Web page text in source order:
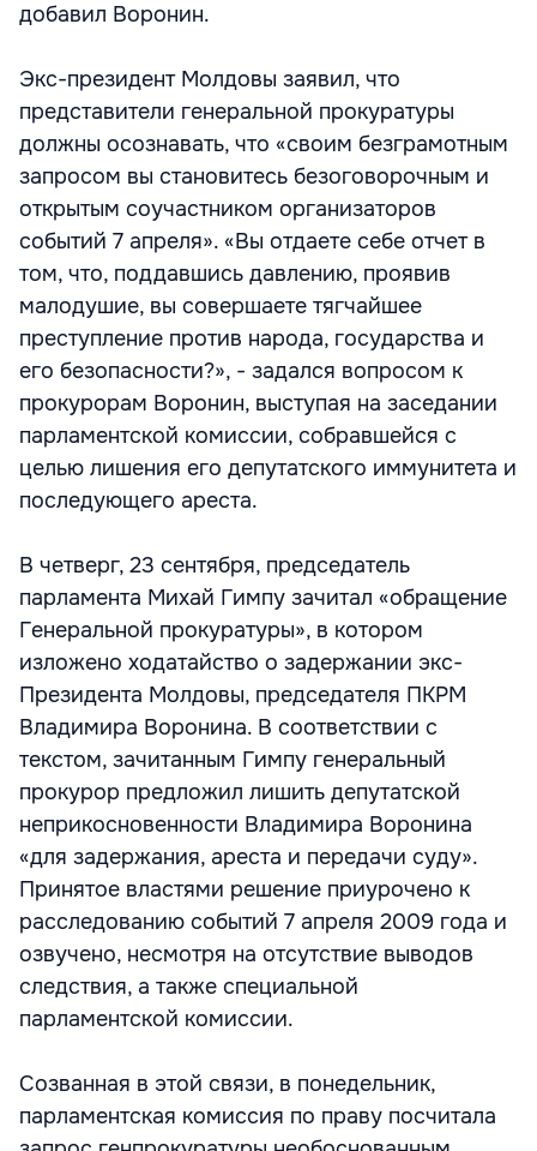
добавил Воронин.
Экс-президент Молдовы заявил, что
представители генеральной прокуратуры
должны осознавать, что «своим безграмотным
запросом вы становитесь безоговорочным и
открытым соучастником организаторов
событий 7 апреля». «Вы отдаете себе отчет в
том, что, поддавшись давлению, проявив
малодушие, вы совершаете тягчайшее
преступление против народа, государства и
его безопасности?», - задался вопросом к
прокурорам Воронин, выступая на заседании
парламентской комиссии, собравшейся с
целью лишения его депутатского иммунитета и
последующего ареста.
В четверг, 23 сентября, председатель
парламента Михай Гимпу зачитал «обращение
Генеральной прокуратуры», в котором
изложено ходатайство о задержании экс-
Президента Молдовы, председателя ПКРМ
Владимира Воронина. В соответствии с
текстом, зачитанным Гимпу генеральный
прокурор предложил лишить депутатской
неприкосновенности Владимира Воронина
«для задержания, ареста и передачи суду».
Принятое властями решение приурочено к
расследованию событий 7 апреля 2009 года и
озвучено, несмотря на отсутствие выводов
следствия, а также специальной
парламентской комиссии.
Созванная в этой связи, в понедельник,
парламентская комиссия по праву посчитала